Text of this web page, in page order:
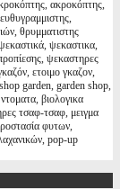
ακροκόπτης,
θρυμματιστης
ψεκαστικα,
ψεκαστηρες
ετοιμο γκαζον,
garden, garden shop,
βιολογικα
τσαφ-τσαφ, μειγμα
φυτων,
pop-up